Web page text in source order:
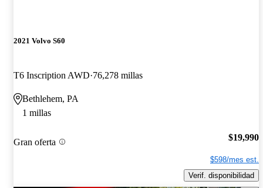
2021 Volvo S60
T6 Inscription AWD 76,278 millas
Bethlehem, PA
1 millas
Gran oferta $19,990
$598/mes est.
Verif. disponibilidad